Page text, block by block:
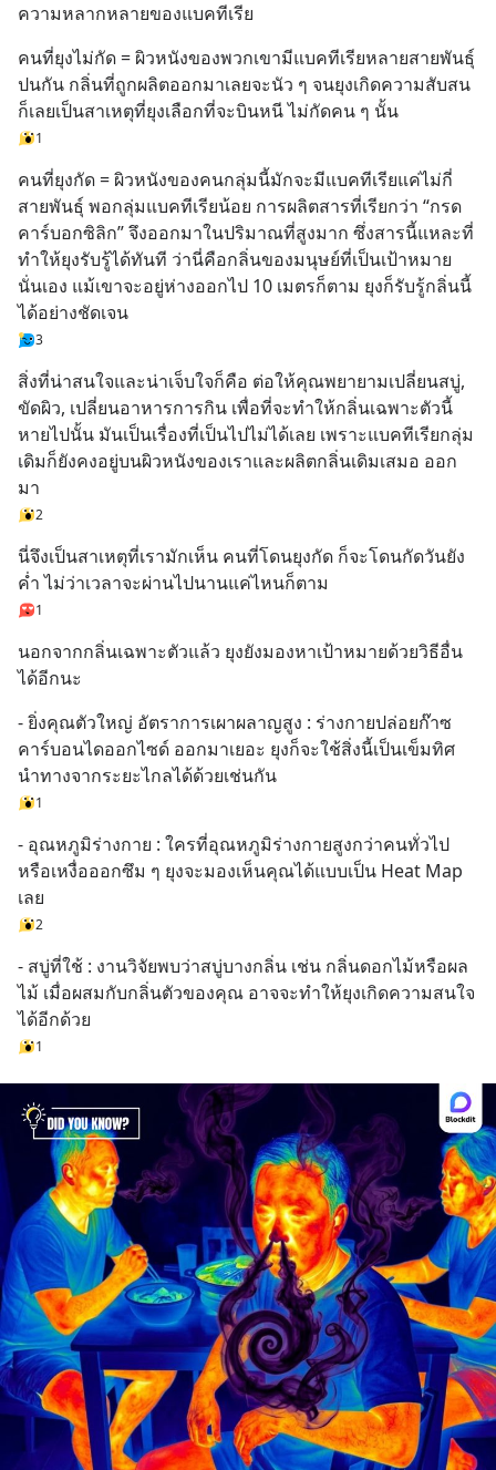
ความหลากหลายของแบคทีเรีย
คนที่ยุงไม่กัด = ผิวหนังของพวกเขามีแบคทีเรียหลายสายพันธุ์
ปนกัน กลิ่นที่ถูกผลิตออกมาเลยจะนัว ๆ จนยุงเกิดความสับสน
ก็เลยเป็นสาเหตุที่ยุงเลือกที่จะบินหนี ไม่กัดคน ๆ นั้น
1
คนที่ยุงกัด = ผิวหนังของคนกลุ่มนี้มักจะมีแบคทีเรียแค่ไม่กี่
สายพันธุ์ พอกลุ่มแบคทีเรียน้อย การผลิตสารที่เรียกว่า “กรด
คาร์บอกซิลิก” จึงออกมาในปริมาณที่สูงมาก ซึ่งสารนี้แหละที่
ทำให้ยุงรับรู้ได้ทันที ว่านี่คือกลิ่นของมนุษย์ที่เป็นเป้าหมาย
นั่นเอง แม้เขาจะอยู่ห่างออกไป 10 เมตรก็ตาม ยุงก็รับรู้กลิ่นนี้
ได้อย่างชัดเจน
3
สิ่งที่น่าสนใจและน่าเจ็บใจก็คือ ต่อให้คุณพยายามเปลี่ยนสบู่,
ขัดผิว, เปลี่ยนอาหารการกิน เพื่อที่จะทำให้กลิ่นเฉพาะตัวนี้
หายไปนั้น มันเป็นเรื่องที่เป็นไปไม่ได้เลย เพราะแบคทีเรียกลุ่ม
เดิมก็ยังคงอยู่บนผิวหนังของเราและผลิตกลิ่นเดิมเสมอ ออก
มา
2
นี่จึงเป็นสาเหตุที่เรามักเห็น คนที่โดนยุงกัด ก็จะโดนกัดวันยัง
ค่ำ ไม่ว่าเวลาจะผ่านไปนานแค่ไหนก็ตาม
1
นอกจากกลิ่นเฉพาะตัวแล้ว ยุงยังมองหาเป้าหมายด้วยวิธีอื่น
ได้อีกนะ
- ยิ่งคุณตัวใหญ่ อัตราการเผาผลาญสูง : ร่างกายปล่อยก๊าซ
คาร์บอนไดออกไซด์ ออกมาเยอะ ยุงก็จะใช้สิ่งนี้เป็นเข็มทิศ
นำทางจากระยะไกลได้ด้วยเช่นกัน
1
- อุณหภูมิร่างกาย : ใครที่อุณหภูมิร่างกายสูงกว่าคนทั่วไป
หรือเหงื่อออกซึม ๆ ยุงจะมองเห็นคุณได้แบบเป็น Heat Map
เลย
2
- สบู่ที่ใช้ : งานวิจัยพบว่าสบู่บางกลิ่น เช่น กลิ่นดอกไม้หรือผล
ไม้ เมื่อผสมกับกลิ่นตัวของคุณ อาจจะทำให้ยุงเกิดความสนใจ
ได้อีกด้วย
1